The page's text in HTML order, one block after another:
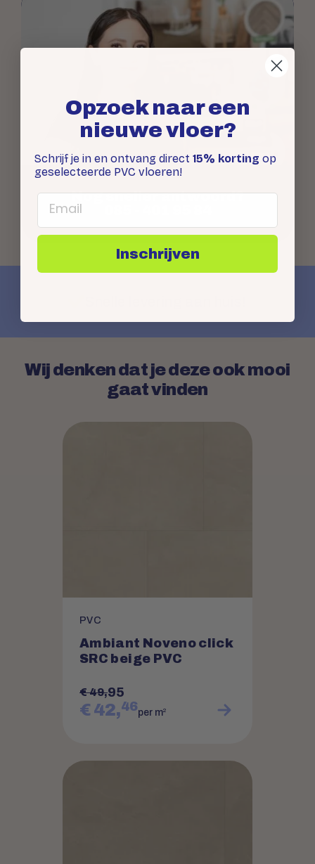
Nog sneller antwoord?
Wij denken dat je deze ook mooi
gaat vinden
PVC
Ambiant Noveno click
SRC beige PVC
€ 49,95
€ 42,46per m2
Opzoek naar een
nieuwe vloer?
Schrijf je in en ontvang direct 15% korting op
geselecteerde PVC vloeren!
Email
Inschrijven